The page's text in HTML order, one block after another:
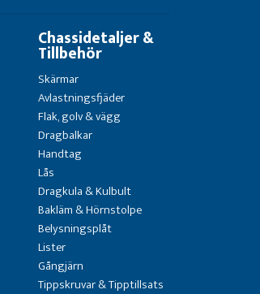
Chassidetaljer &
Tillbehör
Skärmar
Avlastningsfjäder
Flak, golv & vägg
Dragbalkar
Handtag
Lås
Dragkula & Kulbult
Bakläm & Hörnstolpe
Belysningsplåt
Lister
Gångjärn
Tippskruvar & Tipptillsats